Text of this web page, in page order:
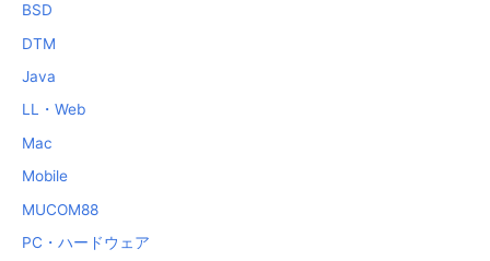
BSD
DTM
Java
LL・Web
Mac
Mobile
MUCOM88
PC・ハードウェア